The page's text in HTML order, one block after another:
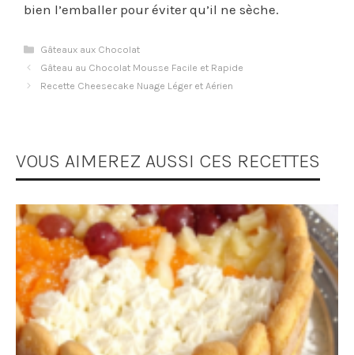
bien l’emballer pour éviter qu’il ne sèche.
Catégories
Gâteaux aux Chocolat
Gâteau au Chocolat Mousse Facile et Rapide
Recette Cheesecake Nuage Léger et Aérien
VOUS AIMEREZ AUSSI CES RECETTES